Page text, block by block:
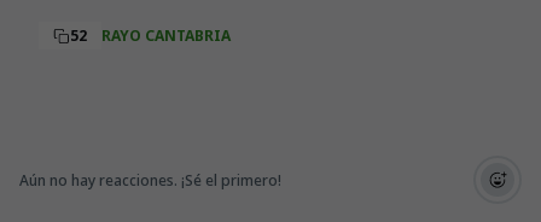
52 RAYO CANTABRIA
Aún no hay reacciones. ¡Sé el primero!